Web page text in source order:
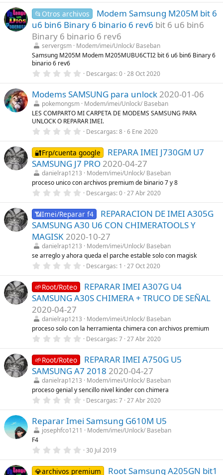
(
s
)
0
0
e
s
t
r
e
l
s
📂Otros archivos
Modem Samsung M205M bit 6
u6 bin6 Binary 6 binario 6 rev6 bit 6 u6 bin6
Binary 6 binario 6 rev6
servergsm Modem/imei/Unlock/ Baseban
Samsung M205M Modem M205MUBU6CTI2 bit 6 u6 bin6 Binary 6
binario 6 rev6
0
0
0
e
t
r
e
l
a
(
s
)
Descargas 0 28 Oct 2020
Modems SAMSUNG para unlock 2020-01-06
pokemongsm Modem/imei/Unlock/ Baseban
LES COMPARTO MI CARPETA DE MODEMS SAMSUNG PARA
UNLOCK O REPARAR IMEI.
0
0
0
e
s
t
r
e
l
a
(
s
)
Descargas 8 6 Ene 2020
🔐Frp/cuenta google
REPARA IMEI J730GM U7
SAMSUNG J7 PRO 2020-04-27
danielrap1213
Modem/imei/Unlock/ Baseban
proceso unico con archivos premium de binario 7 y 8
0
0
0
e
s
t
r
e
l
a
(
Descargas 0 27 Abr 2020
📶Imei/Reparar f4
REPARACION DE IMEI A305G
SAMSUNG A30 U6 CON CHIMERATOOLS Y
MAGISK 2020-10-27
danielrap1213
Modem/imei/Unlock/ Baseban
se arreglo y ahora queda el parche estable solo con magisk
0
0
0
e
s
e
l
a
(
Descargas 1 27 Oct 2020
🌱Root/Roteo
REPARAR IMEI A307G U4
SAMSUNG A30S CHIMERA + TRUCO DE SEÑAL
2020-04-27
danielrap1213
Modem/imei/Unlock/ Baseban
proceso solo con la herramienta chimera con archivos premium
0
0
0
e
s
t
r
e
l
(
s
)
Descargas 7 27 Abr 2020
🌱Root/Roteo
REPARAR IMEI A750G U5
SAMSUNG A7 2018 2020-04-27
danielrap1213
Modem/imei/Unlock/ Baseban
proceso genial y sencillo nivel kinder con chimera
0
0
0
e
s
r
l
l
Descargas 7 27 Abr 2020
Reparar Imei Samsung G610M U5
josephfco1211
Modem/imei/Unlock/ Baseban
F4
0
0
0
30 Jul 2019
💎archivos premium Root Samsung A205GN bit1